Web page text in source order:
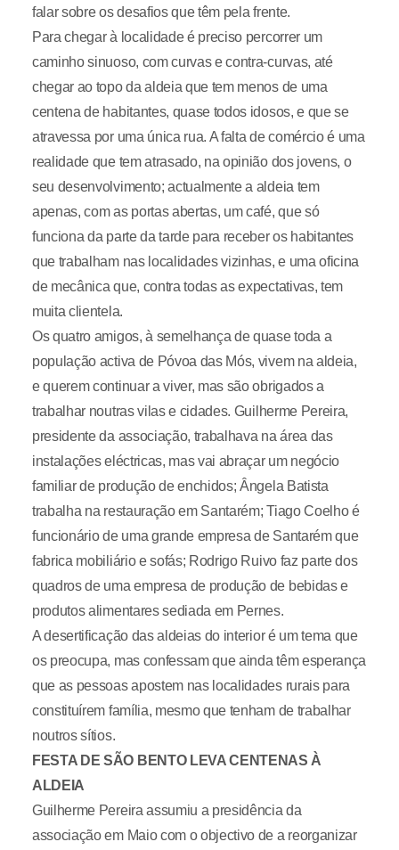
falar sobre os desafios que têm pela frente.
Para chegar à localidade é preciso percorrer um
caminho sinuoso, com curvas e contra-curvas, até
chegar ao topo da aldeia que tem menos de uma
centena de habitantes, quase todos idosos, e que se
atravessa por uma única rua. A falta de comércio é uma
realidade que tem atrasado, na opinião dos jovens, o
seu desenvolvimento; actualmente a aldeia tem
apenas, com as portas abertas, um café, que só
funciona da parte da tarde para receber os habitantes
que trabalham nas localidades vizinhas, e uma oficina
de mecânica que, contra todas as expectativas, tem
muita clientela.
Os quatro amigos, à semelhança de quase toda a
população activa de Póvoa das Mós, vivem na aldeia,
e querem continuar a viver, mas são obrigados a
trabalhar noutras vilas e cidades. Guilherme Pereira,
presidente da associação, trabalhava na área das
instalações eléctricas, mas vai abraçar um negócio
familiar de produção de enchidos; Ângela Batista
trabalha na restauração em Santarém; Tiago Coelho é
funcionário de uma grande empresa de Santarém que
fabrica mobiliário e sofás; Rodrigo Ruivo faz parte dos
quadros de uma empresa de produção de bebidas e
produtos alimentares sediada em Pernes.
A desertificação das aldeias do interior é um tema que
os preocupa, mas confessam que ainda têm esperança
que as pessoas apostem nas localidades rurais para
constituírem família, mesmo que tenham de trabalhar
noutros sítios.
FESTA DE SÃO BENTO LEVA CENTENAS À
ALDEIA
Guilherme Pereira assumiu a presidência da
associação em Maio com o objectivo de a reorganizar